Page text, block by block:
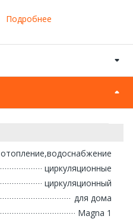
Подробнее
отопление,водоснабжение
циркуляционные
циркуляционный
для дома
Magna 1